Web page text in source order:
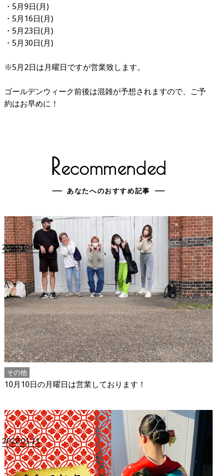
・5月9日(月)
・5月16日(月)
・5月23日(月)
・5月30日(月)
※5月2日は月曜日ですが営業致します。
ゴールデンウィーク前後は混雑が予想されますので、ご予
約はお早めに！
Recommended
あなたへのおすすめ記事
2022.10.06
その他
10月10日の月曜日は営業しております！
2022.01.11